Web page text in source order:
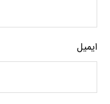
ایمیل